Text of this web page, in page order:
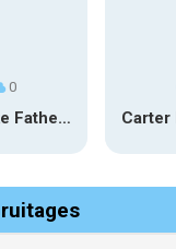
0
The Game – Like Father Like Daughter